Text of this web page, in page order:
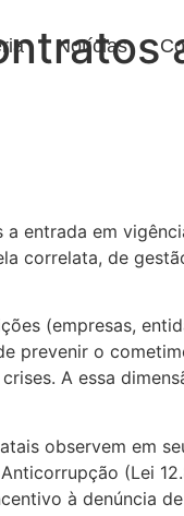
Notícias
em
correlata, de
(empresas,
prevenir o
A essa
observem em
(Lei
à denúncia